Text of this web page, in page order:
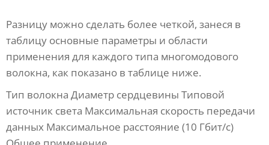
Разницу можно сделать более четкой, занеся в
таблицу основные параметры и области
применения для каждого типа многомодового
волокна, как показано в таблице ниже.
Тип волокна Диаметр сердцевины Типовой
источник света Максимальная скорость передачи
данных Максимальное расстояние (10 Гбит/с)